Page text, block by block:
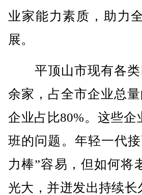
业家能力素质，助力
展。
平顶山市现有各类
余家，占全市企业总
企业占比80%。这些
班的问题。年轻一代
力棒”容易，但如何将
光大，并迸发出持续